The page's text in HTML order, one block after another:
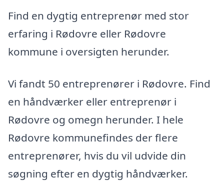
Find en dygtig entreprenør med stor
erfaring i Rødovre eller Rødovre
kommune i oversigten herunder.
Vi fandt 50 entreprenører i Rødovre. Find
en håndværker eller entreprenør i
Rødovre og omegn herunder. I hele
Rødovre kommunefindes der flere
entreprenører, hvis du vil udvide din
søgning efter en dygtig håndværker.